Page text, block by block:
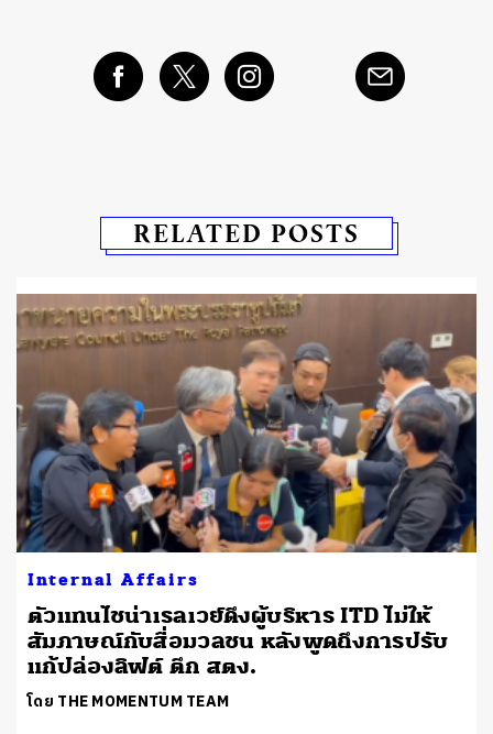
RELATED POSTS
Internal Affairs
ตัวแทนไชน่าเรลเวย์ดึงผู้บริหาร ITD ไม่ให้
สัมภาษณ์กับสื่อมวลชน หลังพูดถึงการปรับ
แก้ปล่องลิฟต์ ตึก สตง.
โดย THE MOMENTUM TEAM